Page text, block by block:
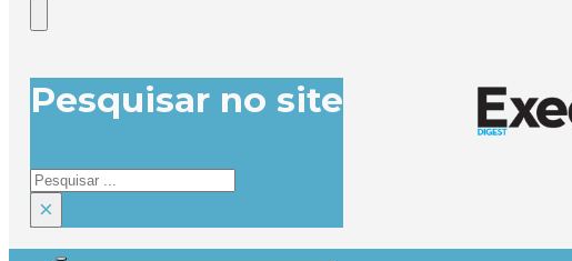
Pesquisar no site
Pesquisar
×